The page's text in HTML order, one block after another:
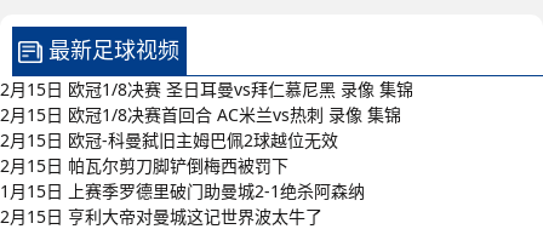
最新足球视频
2月15日 欧冠1/8决赛 圣日耳曼vs拜仁慕尼黑 录像 集锦
2月15日 欧冠1/8决赛首回合 AC米兰vs热刺 录像 集锦
2月15日 欧冠-科曼弑旧主姆巴佩2球越位无效
2月15日 帕瓦尔剪刀脚铲倒梅西被罚下
1月15日 上赛季罗德里破门助曼城2-1绝杀阿森纳
2月15日 亨利大帝对曼城这记世界波太牛了